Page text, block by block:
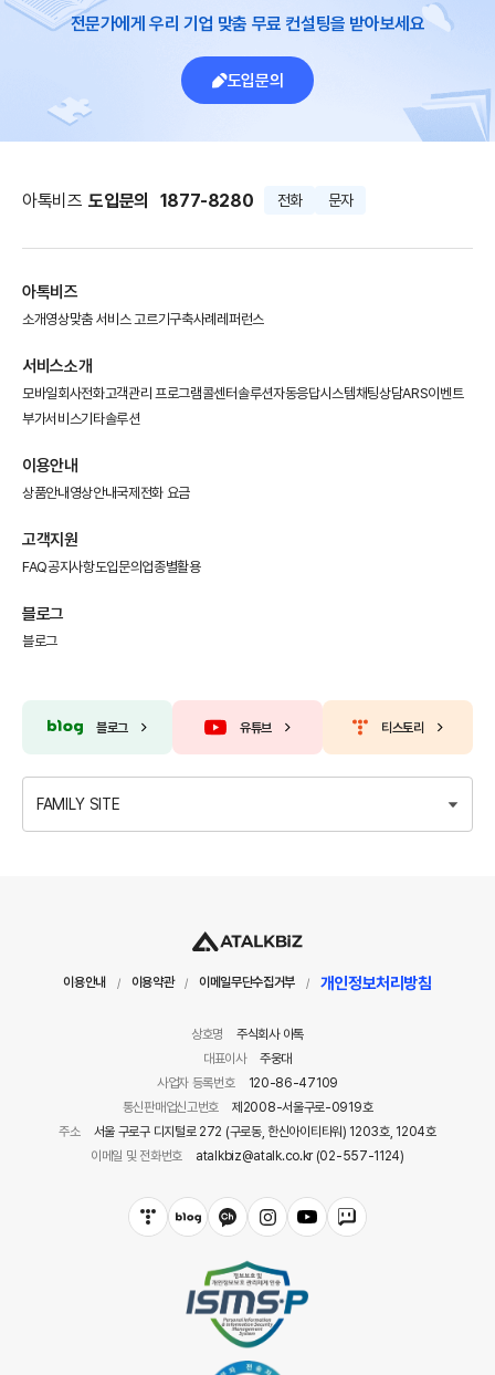
전문가에게 우리 기업 맞춤 무료 컨설팅을 받아보세요
도입문의
아톡비즈 도입문의 1877-8280 전화 문자
아톡비즈
소개영상맞춤 서비스 고르기구축사례 레퍼런스
서비스소개
모바일회사전화고객관리 프로그램콜센터솔루션자동응답시스템채팅상담ARS이벤트
부가서비스기타솔루션
이용안내
상품안내 영상안내국제전화 요금
고객지원
FAQ공지사항도입문의 업종별활용
블로그
블로그
블로그 유튜브 티스토리
FAMILY SITE
이용안내 / 이용약관 / 이메일무단수집거부 / 개인정보처리방침
상호명
주식회사 아톡
대표이사
주웅대
사업자 등록번호
120-86-47109
통신판매업신고번호
제2008-서울구로-0919호
주소
서울 구로구 디지털로 272 (구로동, 한신아이티타워) 1203호, 1204호
이메일 및 전화번호
atalkbiz@atalk.co.kr (02-557-1124)